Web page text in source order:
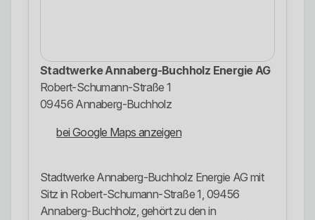
Stadtwerke Annaberg-Buchholz Energie AG
Robert-Schumann-Straße 1
09456 Annaberg-Buchholz
bei Google Maps anzeigen
Stadtwerke Annaberg-Buchholz Energie AG mit
Sitz in Robert-Schumann-Straße 1, 09456
Annaberg-Buchholz, gehört zu den in